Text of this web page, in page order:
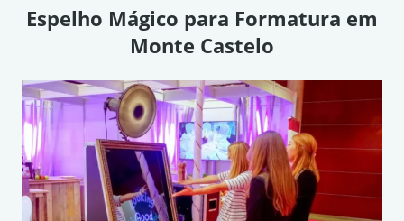
Espelho Mágico para Formatura em
Monte Castelo